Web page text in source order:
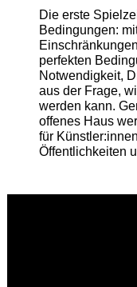
Die erste
Bedingungen:
perfekten
Notwendigkeit,
aus der Frage,
werden kann.
offenes Haus
für
Öffentlichkeiten